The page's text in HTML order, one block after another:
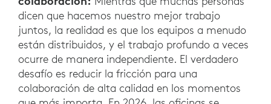
dicen que hacemos nuestro mejor trabajo
juntos, la realidad es que los equipos a menudo
están distribuidos, y el trabajo profundo a veces
ocurre de manera independiente. El verdadero
desafío es reducir la fricción para una
colaboración de alta calidad en los momentos